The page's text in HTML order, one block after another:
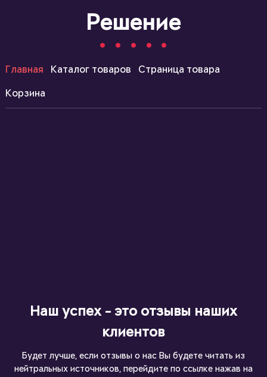
Решение
Главная Каталог товаров Страница товара
Корзина
Наш успех - это отзывы наших
клиентов
Будет лучше, если отзывы о нас Вы будете читать из
нейтральных источников, перейдите по ссылке нажав на